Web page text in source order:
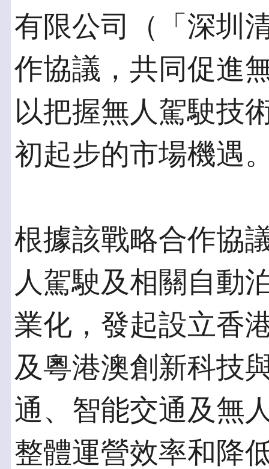
有限公司（「深圳
作協議，共同促進
以把握無人駕駛技
初起步的市場機遇
根據該戰略合作協
人駕駛及相關自動
業化，發起設立香
及粵港澳創新科技
通、智能交通及無
整體運營效率和降